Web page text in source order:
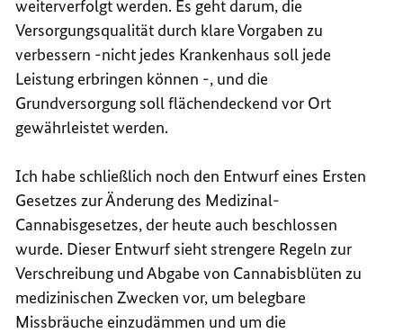
weiterverfolgt werden. Es geht darum, die
Versorgungsqualität durch klare Vorgaben zu
verbessern -nicht jedes Krankenhaus soll jede
Leistung erbringen können -, und die
Grundversorgung soll flächendeckend vor Ort
gewährleistet werden.
Ich habe schließlich noch den Entwurf eines Ersten
Gesetzes zur Änderung des Medizinal-
Cannabisgesetzes, der heute auch beschlossen
wurde. Dieser Entwurf sieht strengere Regeln zur
Verschreibung und Abgabe von Cannabisblüten zu
medizinischen Zwecken vor, um belegbare
Missbräuche einzudämmen und um die